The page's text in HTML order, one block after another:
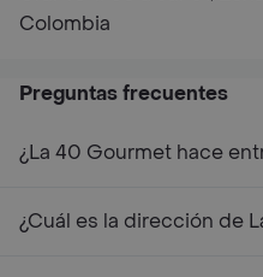
Colombia
Preguntas frecuentes
¿La 40 Gourmet hace
¿Cuál es la dirección de